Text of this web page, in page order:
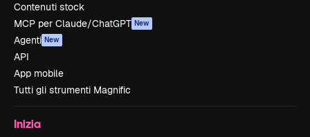
Contenuti stock
MCP per Claude/ChatGPT New
Agenti New
API
App mobile
Tutti gli strumenti Magnific
Inizia